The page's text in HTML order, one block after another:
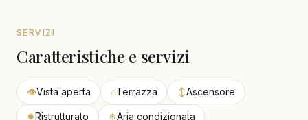
SERVIZI
Caratteristiche e servizi
👁Vista aperta ⌂Terrazza ↕Ascensore
✹Ristrutturato ❄Aria condizionata